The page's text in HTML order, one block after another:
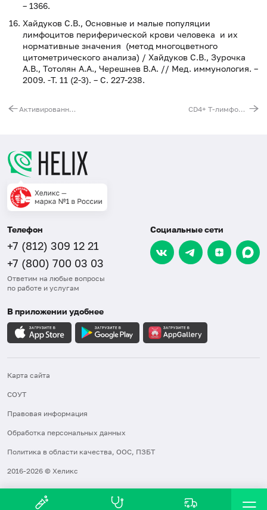
– 1366.
Хайдуков С.В., Основные и малые популяции
лимфоцитов периферической крови человека и их
нормативные значения (метод многоцветного
цитометрического анализа) / Хайдуков С.В., Зурочка
А.В., Тотолян А.А., Черешнев В.А. // Мед. иммунология. –
2009. -Т. 11 (2-3). – С. 227-238.
Активированные лимфоциты (CD3+HLA-DR+, CD3-HLA DR+) CD4+ Т-лимфоциты, % и абсолютное количество (Т-хелперы, CD4+ T-cells, Percent and Absolute)
Телефон
+7 (812) 309 12 21
+7 (800) 700 03 03
Ответим на любые вопросы
по работе и услугам
Социальные сети
В приложении удобнее
Карта сайта
СОУТ
Правовая информация
Обработка персональных данных
Политика в области качества, ООС, ПЗБТ
2016-2026 © Хеликс